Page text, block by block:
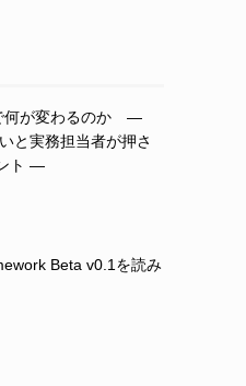
何が変わるのか ―
と実務担当者が押さ
ト ―
Beta v0.1を読み